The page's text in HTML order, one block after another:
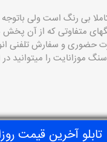
بی رنگ است ولی
متفاوتی که از آن
حضوری و سفارش تلفنی
سنگ موزانایت را میتوانید
تابلو آخرین قیمت